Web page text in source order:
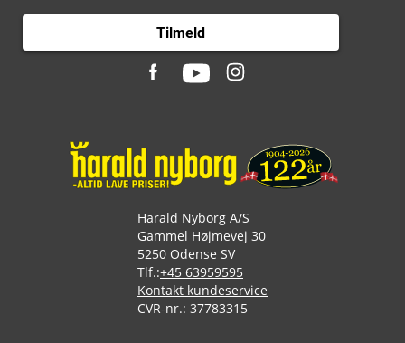
Tilmeld
Harald Nyborg A/S
Gammel Højmevej 30
5250 Odense SV
Tlf.:+45 63959595
Kontakt kundeservice
CVR-nr.: 37783315